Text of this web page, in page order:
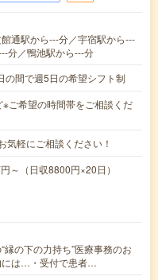
通駅から---分／宇宿駅から---
分／鴨池駅から---分
の間で週5日の希望シフト制
ご希望の時間帯をご相談くだ
軽にご相談ください！
（日収8800円×20日）
縁の下の力持ち”医療事務のお
には…・受付で患者…